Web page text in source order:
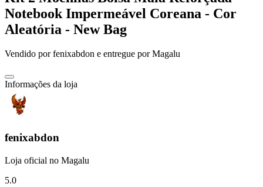
Notebook Impermeável Coreana - Cor
Aleatória - New Bag
Vendido porfenixabdon e entregue por Magalu
Informações da loja
fenixabdon
Loja oficial no Magalu
5.0